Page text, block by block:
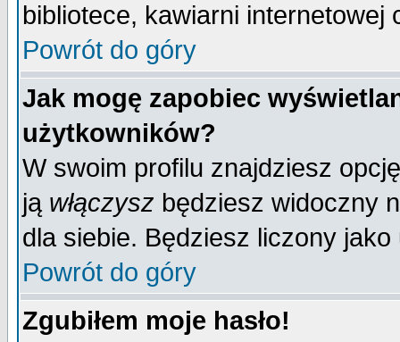
bibliotece, kawiarni internetowej
Powrót do góry
Jak mogę zapobiec
użytkowników?
W swoim profilu znajdziesz
ją włączysz będziesz widoczny
dla siebie. Będziesz liczony
Powrót do góry
Zgubiłem moje hasło!